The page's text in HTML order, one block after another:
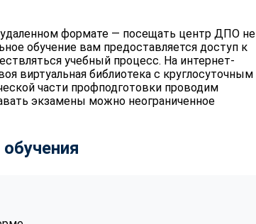
формате — посещать центр ДПО не
обучение вам предоставляется доступ к
учебный процесс. На интернет-
виртуальная библиотека с круглосуточным
части профподготовки проводим
экзамены можно неограниченное